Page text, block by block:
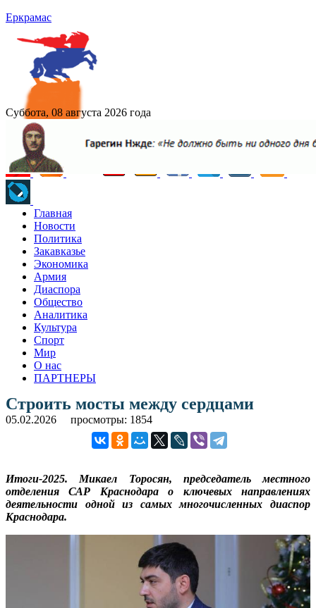
Еркрамас
Суббота, 08 августа 2026 года
Главная
Новости
Политика
Закавказье
Экономика
Армия
Диаспора
Общество
Аналитика
Культура
Спорт
Мир
О нас
ПАРТНЕРЫ
Строить мосты между сердцами
05.02.2026 просмотры: 1854
Итоги-2025. Микаел Торосян, председатель местного
отделения САР Краснодара о ключевых направлениях
деятельности одной из самых многочисленных диаспор
Краснодара.